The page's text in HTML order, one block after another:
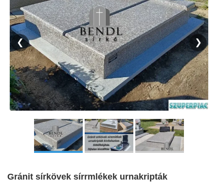
❮ ❯
Gránit sírkövek sírrmlékek urnakripták